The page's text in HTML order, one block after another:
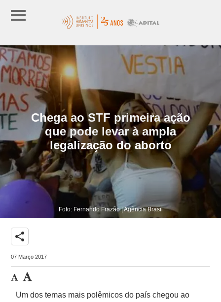
Chega ao STF primeira ação
que pode levar à ampla
legalização do aborto
Foto: Fernando Frazão | Agência Brasil
share
07 Março 2017
Um dos temas mais polêmicos do país chegou ao